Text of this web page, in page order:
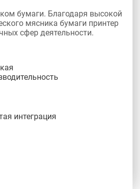
бумаги. Благодаря высокой
мясника бумаги принтер
сфер деятельности.
интеграция